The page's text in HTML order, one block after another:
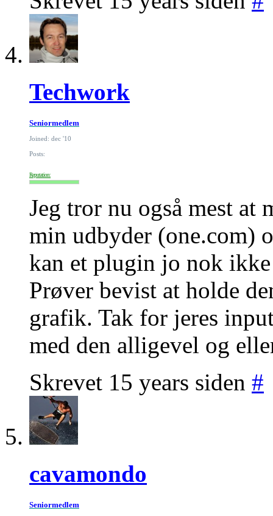
Techwork
Seniormedlem
Joined: dec '10
Posts:
Reputation:
Jeg tror nu også mest at
min udbyder (one.com)
kan et plugin jo nok
Prøver bevist at holde
grafik. Tak for jeres
med den alligevel og
Skrevet 15 years siden #
cavamondo
Seniormedlem